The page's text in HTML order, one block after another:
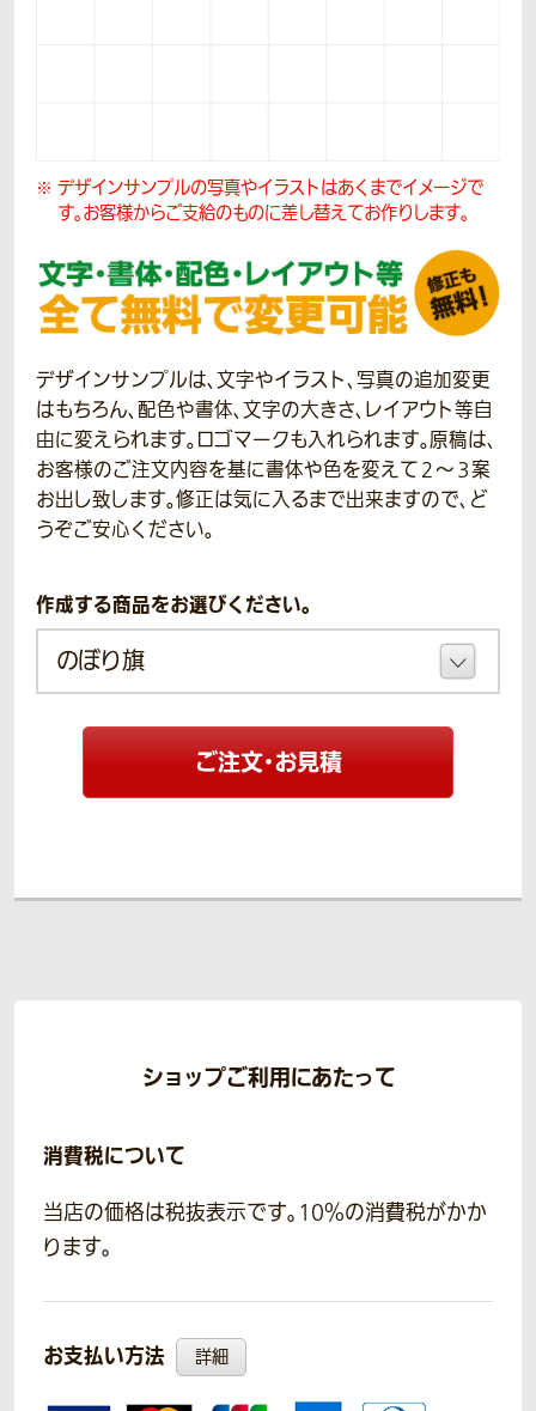
デザインサンプルの写真やイラストはあくまでイメージで
す。お客様からご支給のものに差し替えてお作りします。
デザインサンプルは、文字やイラスト、写真の追加変更
はもちろん、配色や書体、文字の大きさ、レイアウト等自
由に変えられます。ロゴマークも入れられます。原稿は、
お客様のご注文内容を基に書体や色を変えて２～３案
お出し致します。修正は気に入るまで出来ますので、ど
うぞご安心ください。
作成する商品をお選びください。
ご注文・お見積
ショップご利用にあたって
消費税について
当店の価格は税抜表示です。10％の消費税がかか
ります。
お支払い方法 詳細